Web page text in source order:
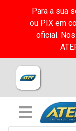
Para a sua
ou PIX em
oficial.